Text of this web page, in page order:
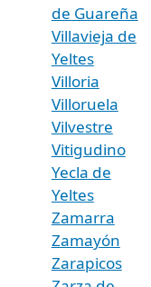
de Guareña
Villavieja de
Yeltes
Villoria
Villoruela
Vilvestre
Vitigudino
Yecla de
Yeltes
Zamarra
Zamayón
Zarapicos